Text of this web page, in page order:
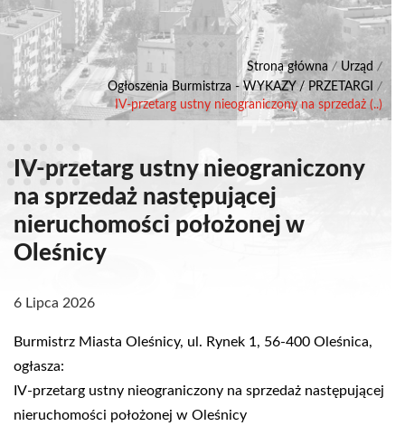
Strona główna / Urząd /
Ogłoszenia Burmistrza - WYKAZY / PRZETARGI /
IV-przetarg ustny nieograniczony na sprzedaż (..)
IV-przetarg ustny nieograniczony
na sprzedaż następującej
nieruchomości położonej w
Oleśnicy
6 Lipca 2026
Burmistrz Miasta Oleśnicy, ul. Rynek 1, 56-400 Oleśnica,
ogłasza:
IV-przetarg ustny nieograniczony na sprzedaż następującej
nieruchomości położonej w Oleśnicy